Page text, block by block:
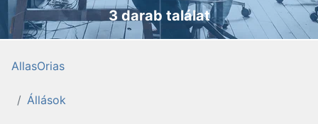
3 darab találat
AllasOrias
Állások